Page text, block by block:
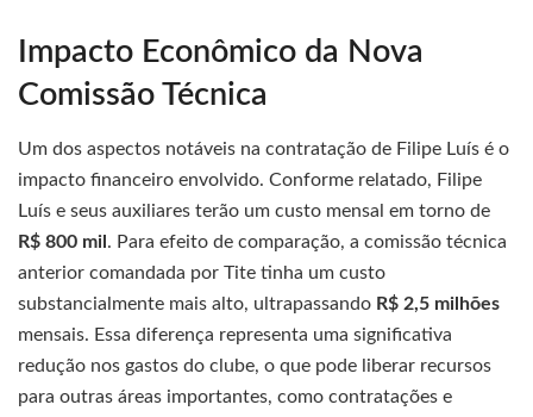
Impacto Econômico da Nova
Comissão Técnica
Um dos aspectos notáveis na contratação de Filipe Luís é o
impacto financeiro envolvido. Conforme relatado, Filipe
Luís e seus auxiliares terão um custo mensal em torno de
R$ 800 mil . Para efeito de comparação, a comissão técnica
anterior comandada por Tite tinha um custo
substancialmente mais alto, ultrapassando R$ 2,5 milhões
mensais. Essa diferença representa uma significativa
redução nos gastos do clube, o que pode liberar recursos
para outras áreas importantes, como contratações e